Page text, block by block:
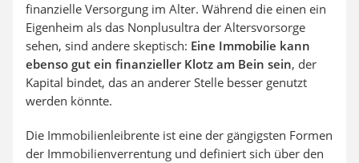
finanzielle Versorgung im Alter. Während die einen ein
Eigenheim als das Nonplusultra der Altersvorsorge
sehen, sind andere skeptisch: Eine Immobilie kann
ebenso gut ein finanzieller Klotz am Bein sein, der
Kapital bindet, das an anderer Stelle besser genutzt
werden könnte.
Die Immobilienleibrente ist eine der gängigsten Formen
der Immobilienverrentung und definiert sich über den